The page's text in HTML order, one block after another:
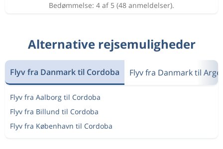
Bedømmelse: 4 af 5 (48 anmeldelser).
Alternative rejsemuligheder
Flyv fra Danmark til Cordoba Flyv fra Danmark til
Flyv fra Aalborg til Cordoba
Flyv fra Billund til Cordoba
Flyv fra København til Cordoba